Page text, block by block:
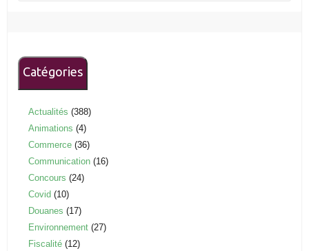
Catégories
Actualités (388)
Animations (4)
Commerce (36)
Communication (16)
Concours (24)
Covid (10)
Douanes (17)
Environnement (27)
Fiscalité (12)